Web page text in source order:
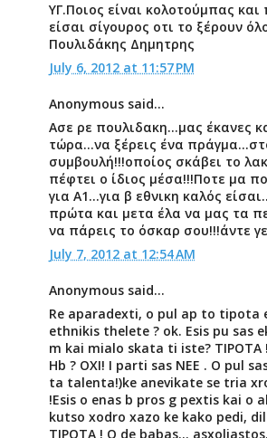
ΥΓ.Ποιος είναι κολοτούμπας και
είσαι σίγουρος οτι το ξέρουν
Πουλιδάκης Δημητρης
July 6, 2012 at 11:57 PM
Anonymous said...
Ασε ρε πουλιδακη...μας έκανες
τώρα...να ξέρεις ένα
συμβουλή!!!οποίος σκάβει το
πέφτει ο ίδιος μέσα!!!Ποτε μα
για Α1...για β εθνικη καλός
πρώτα και μετα έλα να μας τα
να πάρεις το όσκαρ σου!!!άντε
July 7, 2012 at 12:54 AM
Anonymous said...
Re aparadexti, o pul ap to tipota
ethnikis thelete ? ok. Esis pu sas
m kai mialo skata ti iste? TIPOTA
Hb ? OXI! I parti sas NEE . O pul
ta talenta!)ke anevikate se tria
!Esis o enas b pros g pextis kai o
kutso xodro xazo ke kako pedi,
TIPOTA ! O de babas...